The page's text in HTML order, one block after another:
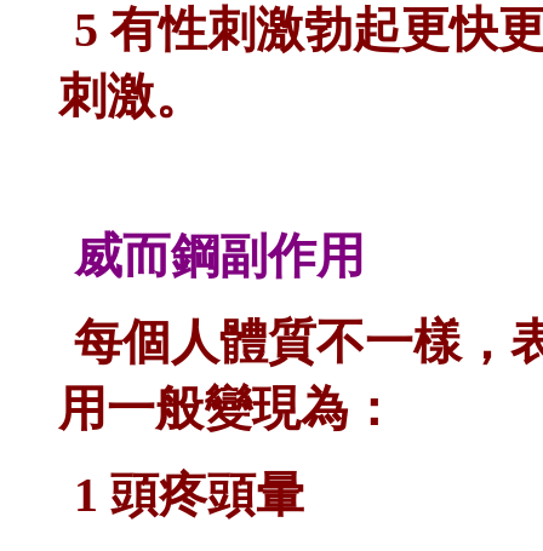
5 有性刺激勃起更快
刺激。
威而鋼副作用
每個人體質不一樣，
用一般變現為：
1 頭疼頭暈